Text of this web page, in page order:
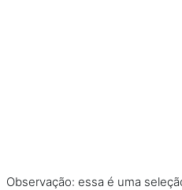
Observação: essa é uma